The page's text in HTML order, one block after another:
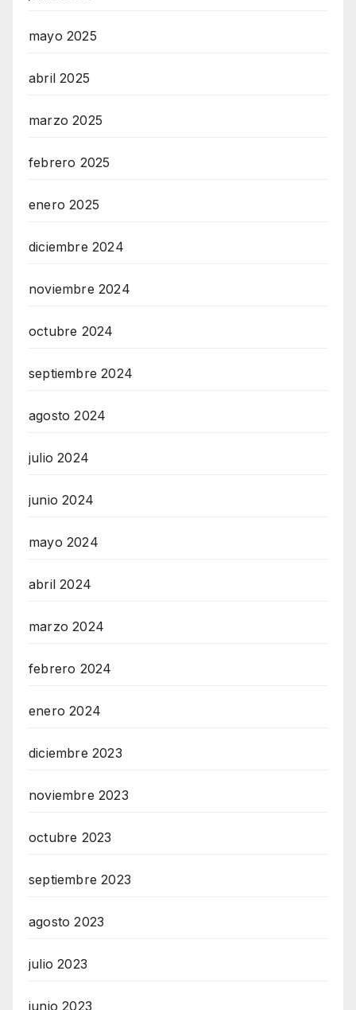
mayo 2025
abril 2025
marzo 2025
febrero 2025
enero 2025
diciembre 2024
noviembre 2024
octubre 2024
septiembre 2024
agosto 2024
julio 2024
junio 2024
mayo 2024
abril 2024
marzo 2024
febrero 2024
enero 2024
diciembre 2023
noviembre 2023
octubre 2023
septiembre 2023
agosto 2023
julio 2023
junio 2023